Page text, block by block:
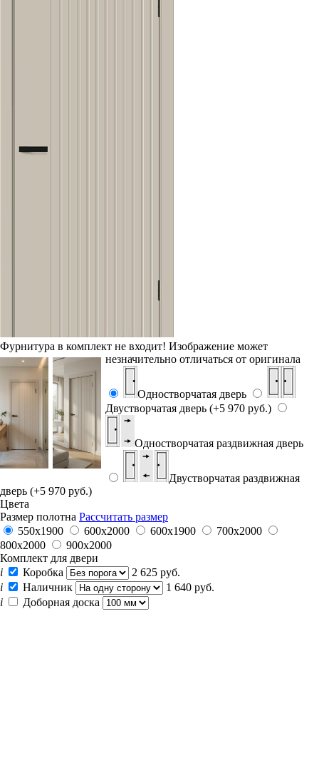
Фурнитура в комплект не входит! Изображение может
незначительно отличаться от оригинала
Одностворчатая дверь
Двустворчатая дверь (+5 970 руб.)
Одностворчатая раздвижная дверь
Двустворчатая раздвижная
дверь (+5 970 руб.)
Цвета
Размер полотна Рассчитать размер
550х1900
600x2000 600х1900
700x2000
800x2000
900x2000
Комплект для двери
i
Коробка
2 625 руб.
i
Наличник
1 640 руб.
i
Доборная доска